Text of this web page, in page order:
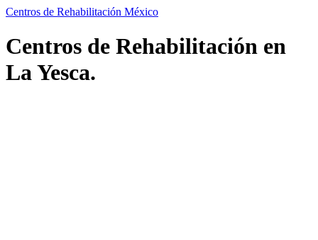
Centros de Rehabilitación México
Centros de Rehabilitación en
La Yesca.